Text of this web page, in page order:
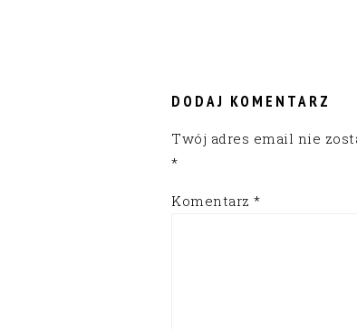
DODAJ KOMENTARZ
Twój adres email nie
*
Komentarz *